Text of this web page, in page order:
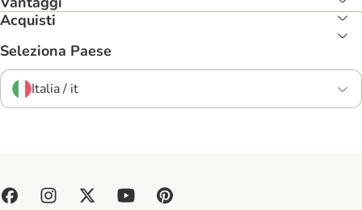
Acquisti
Seleziona Paese
Italia / it